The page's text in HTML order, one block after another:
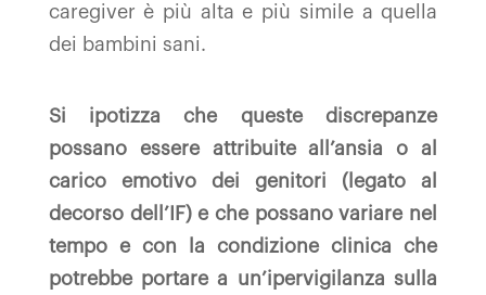
caregiver è più alta e più simile a quella
dei bambini sani.
Si ipotizza che queste discrepanze
possano essere attribuite all’ansia o al
carico emotivo dei genitori (legato al
decorso dell’IF) e che possano variare nel
tempo e con la condizione clinica che
potrebbe portare a un’ipervigilanza sulla